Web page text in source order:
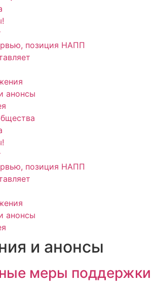
позиция НАПП
анонсы
позиция НАПП
анонсы
и анонсы
меры поддержки